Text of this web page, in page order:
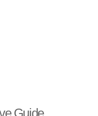
Guide